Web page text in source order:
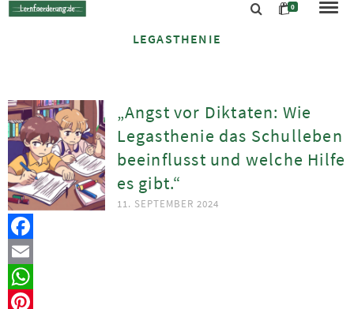
0
LEGASTHENIE
„Angst vor Diktaten: Wie
Legasthenie das Schulleben
beeinflusst und welche Hilfe
es gibt.“
11. SEPTEMBER 2024
Facebook
Email
WhatsApp